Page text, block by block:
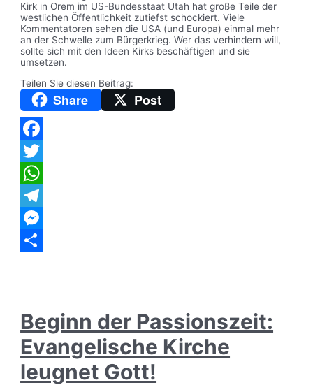
Kirk in Orem im US-Bundesstaat Utah hat große Teile der
westlichen Öffentlichkeit zutiefst schockiert. Viele
Kommentatoren sehen die USA (und Europa) einmal mehr
an der Schwelle zum Bürgerkrieg. Wer das verhindern will,
sollte sich mit den Ideen Kirks beschäftigen und sie
umsetzen.
Teilen Sie diesen Beitrag:
Share Post
Facebook
Twitter
WhatsApp
Telegram
Messenger
Beginn der Passionszeit:
Evangelische Kirche
leugnet Gott!